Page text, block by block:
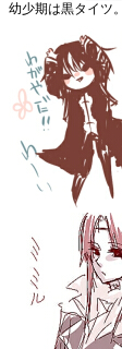
幼少期は黒タイツ。